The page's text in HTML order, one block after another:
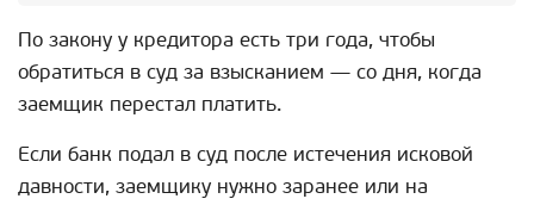
По закону у кредитора есть три года, чтобы
обратиться в суд за взысканием — со дня, когда
заемщик перестал платить.
Если банк подал в суд после истечения исковой
давности, заемщику нужно заранее или на